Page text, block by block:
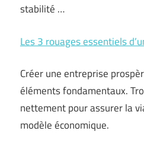
stabilité …
Les 3 rouages essentiels
Créer une entreprise
éléments fondamentaux.
nettement pour assurer la
modèle économique.